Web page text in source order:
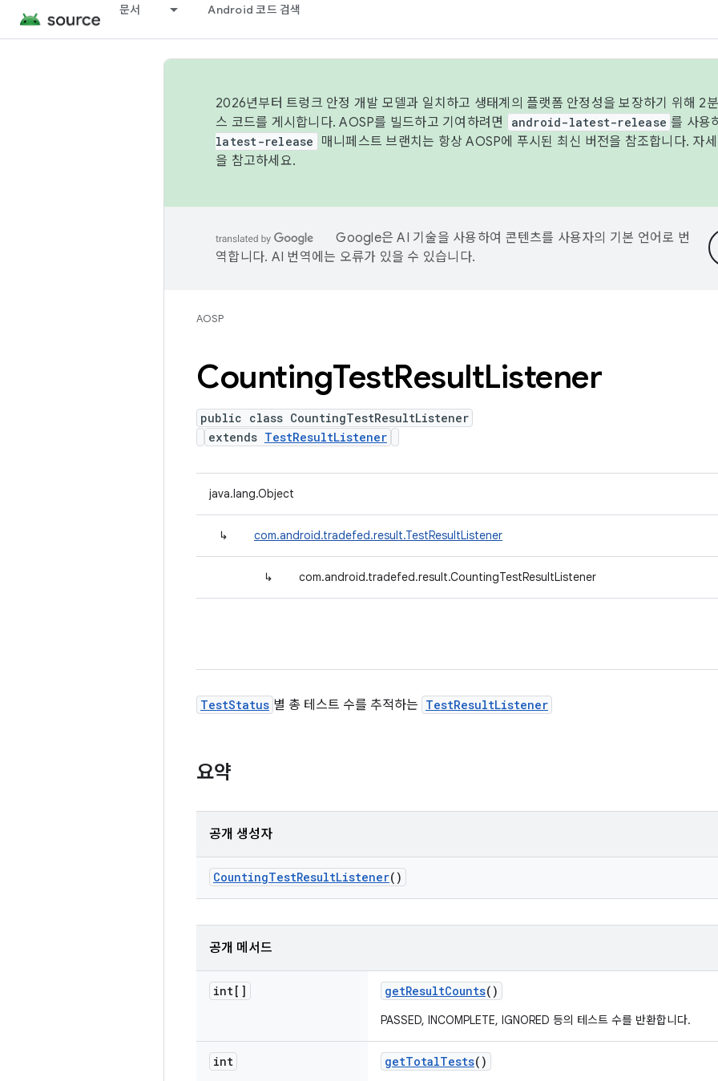
문서 Android 코드 검색
2026년부터 트렁크 안정 개발 모델과 일치하고 생태계의 플랫폼 안정성을 보장하기 위해 2
스 코드를 게시합니다. AOSP를 빌드하고 기여하려면
android-latest-release 를 사용
latest-release
매니페스트 브랜치는 항상 AOSP에 푸시된 최신 버전을 참조합니다. 자
을 참고하세요.
Google은 AI 기술을 사용하여 콘텐츠를 사용자의 기본 언어로 번
역합니다. AI 번역에는 오류가 있을 수 있습니다.
AOSP
CountingTestResultListener
public class CountingTestResultListener
extends TestResultListener
java.lang.Object
↳ com.android.tradefed.result.TestResultListener
↳ com.android.tradefed.result.CountingTestResultListener
TestStatus 별 총 테스트 수를 추적하는 TestResultListener
요약
공개 생성자
CountingTestResultListener()
공개 메서드
int[] getResultCounts()
PASSED, INCOMPLETE, IGNORED 등의 테스트 수를 반환합니다.
int getTotalTests()